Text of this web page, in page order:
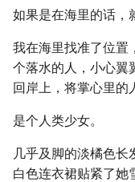
如果是在海里的话，
我在海里找准了位置
个落水的人，小心翼
回岸上，将掌心里的
是个人类少女。
几乎及脚的淡橘色长
白色连衣裙贴紧了她